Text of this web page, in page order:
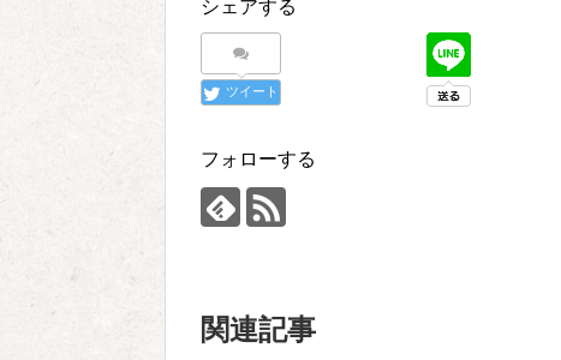
シェアする
ツイート
フォローする
関連記事